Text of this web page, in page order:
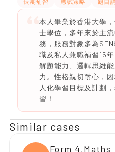
長期補習 應試策略 題目
本人畢業於香港大學
士學位，多年來於主
務，服務對象多為
職及私人兼職補習15
解題能力、邏輯思維
力。性格親切耐心，
人化學習目標及計劃
習！
Similar cases
Form 4,Maths